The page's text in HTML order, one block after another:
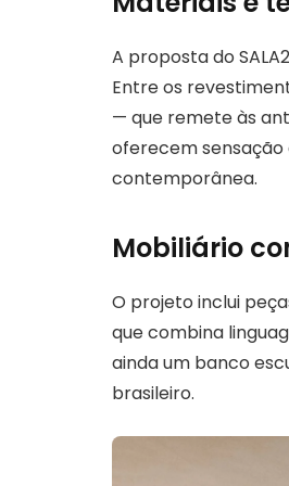
A proposta do
Entre os
— que remete às
oferecem
contemporânea.
Mobiliário
O projeto inclui
que combina
ainda um banco
brasileiro.